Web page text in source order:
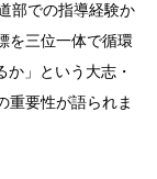
部での指導経験か
を三位一体で循環
」という大志・
重要性が語られま